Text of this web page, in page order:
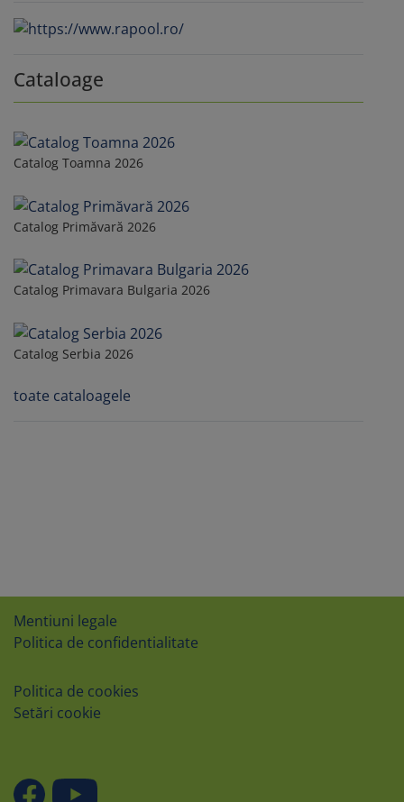
Cataloage
Catalog Toamna 2026
Catalog Primăvară 2026
Catalog Primavara Bulgaria 2026
Catalog Serbia 2026
toate cataloagele
Mentiuni legale
Politica de confidentialitate
Politica de cookies
Setări cookie